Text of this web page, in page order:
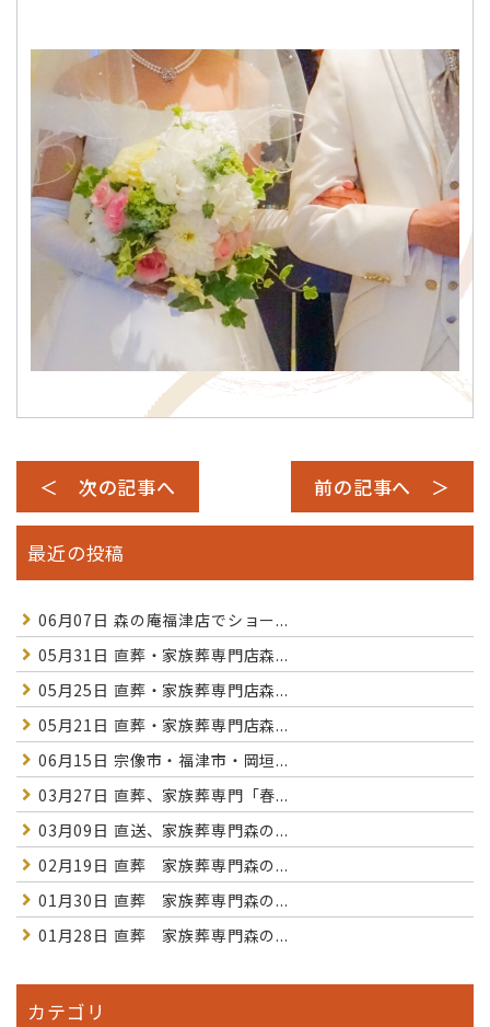
＜ 次の記事へ 前の記事へ ＞
最近の投稿
06月07日 森の庵福津店でショー...
05月31日 直葬・家族葬専門店森...
05月25日 直葬・家族葬専門店森...
05月21日 直葬・家族葬専門店森...
06月15日 宗像市・福津市・岡垣...
03月27日 直葬、家族葬専門「春...
03月09日 直送、家族葬専門森の...
02月19日 直葬 家族葬専門森の...
01月30日 直葬 家族葬専門森の...
01月28日 直葬 家族葬専門森の...
カテゴリ